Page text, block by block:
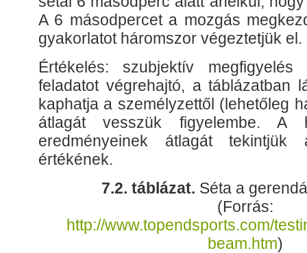
A 6 másodpercet a mozgás
gyakorlatot háromszor végeztetjük el.
Értékelés: szubjektív
feladatot végrehajtó, a táblázatban
kaphatja a személyzettől (lehetőleg
átlagát vesszük figyelembe. A
eredményeinek átlagát
értékének.
7.2. táblázat. Séta a
(Forrás:
http://www.topendsports.com/
beam.htm)